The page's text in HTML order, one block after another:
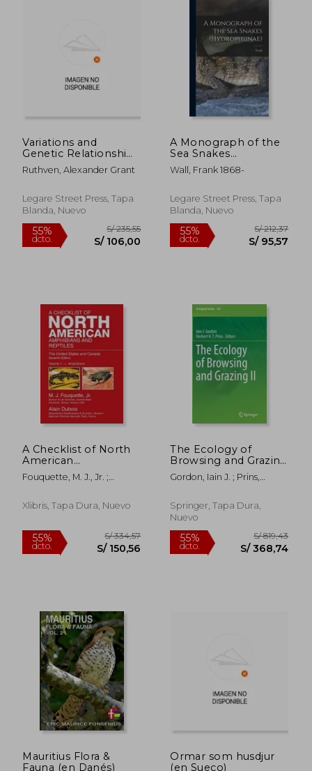
55%
dcto. S/ 137,29 dcto.
55%
dcto.
S/ 181,47
S/ 81,66
Variations and
Genetic Relationships
of the Garter-snakes
(en Inglés)
Ruthven, Alexander Grant
Legare Street Press, Tapa
Blanda, Nuevo
A Monograph of the
Sea Snakes
(Hydrophiinae) (en
Inglés)
Wall, Frank 1868-
Legare Street Press, Tapa
Blanda, Nuevo
A Checklist of North
American
Amphibians and
Reptiles: The United
(en Inglés)
Fouquette, M. J., Jr. ;
Xlibris, Tapa Dura, Nuevo
The Ecology of
Browsing and Grazing
II (en Inglés)
Gordon, Iain J. ; Prins,
Springer, Tapa Dura,
Nuevo
Mauritius Flora &
Fauna (en Danés)
Ormar som husdjur
(en Sueco)